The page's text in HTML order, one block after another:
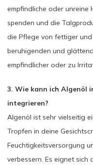
empfindliche oder unreine
spenden und die
die Pflege von fettiger
beruhigenden und
empfindlicher oder zu
3. Wie kann ich Algenöl
integrieren?
Algenöl ist sehr vielseitig
Tropfen in deine
Feuchtigkeitsversorgung
verbessern. Es eignet sich